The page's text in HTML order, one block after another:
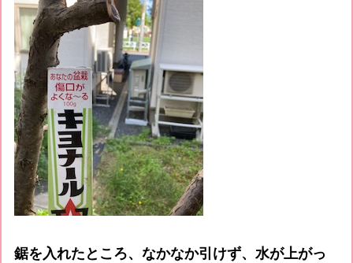
鋸を入れたところ、なかなか引けず、水が上がっ